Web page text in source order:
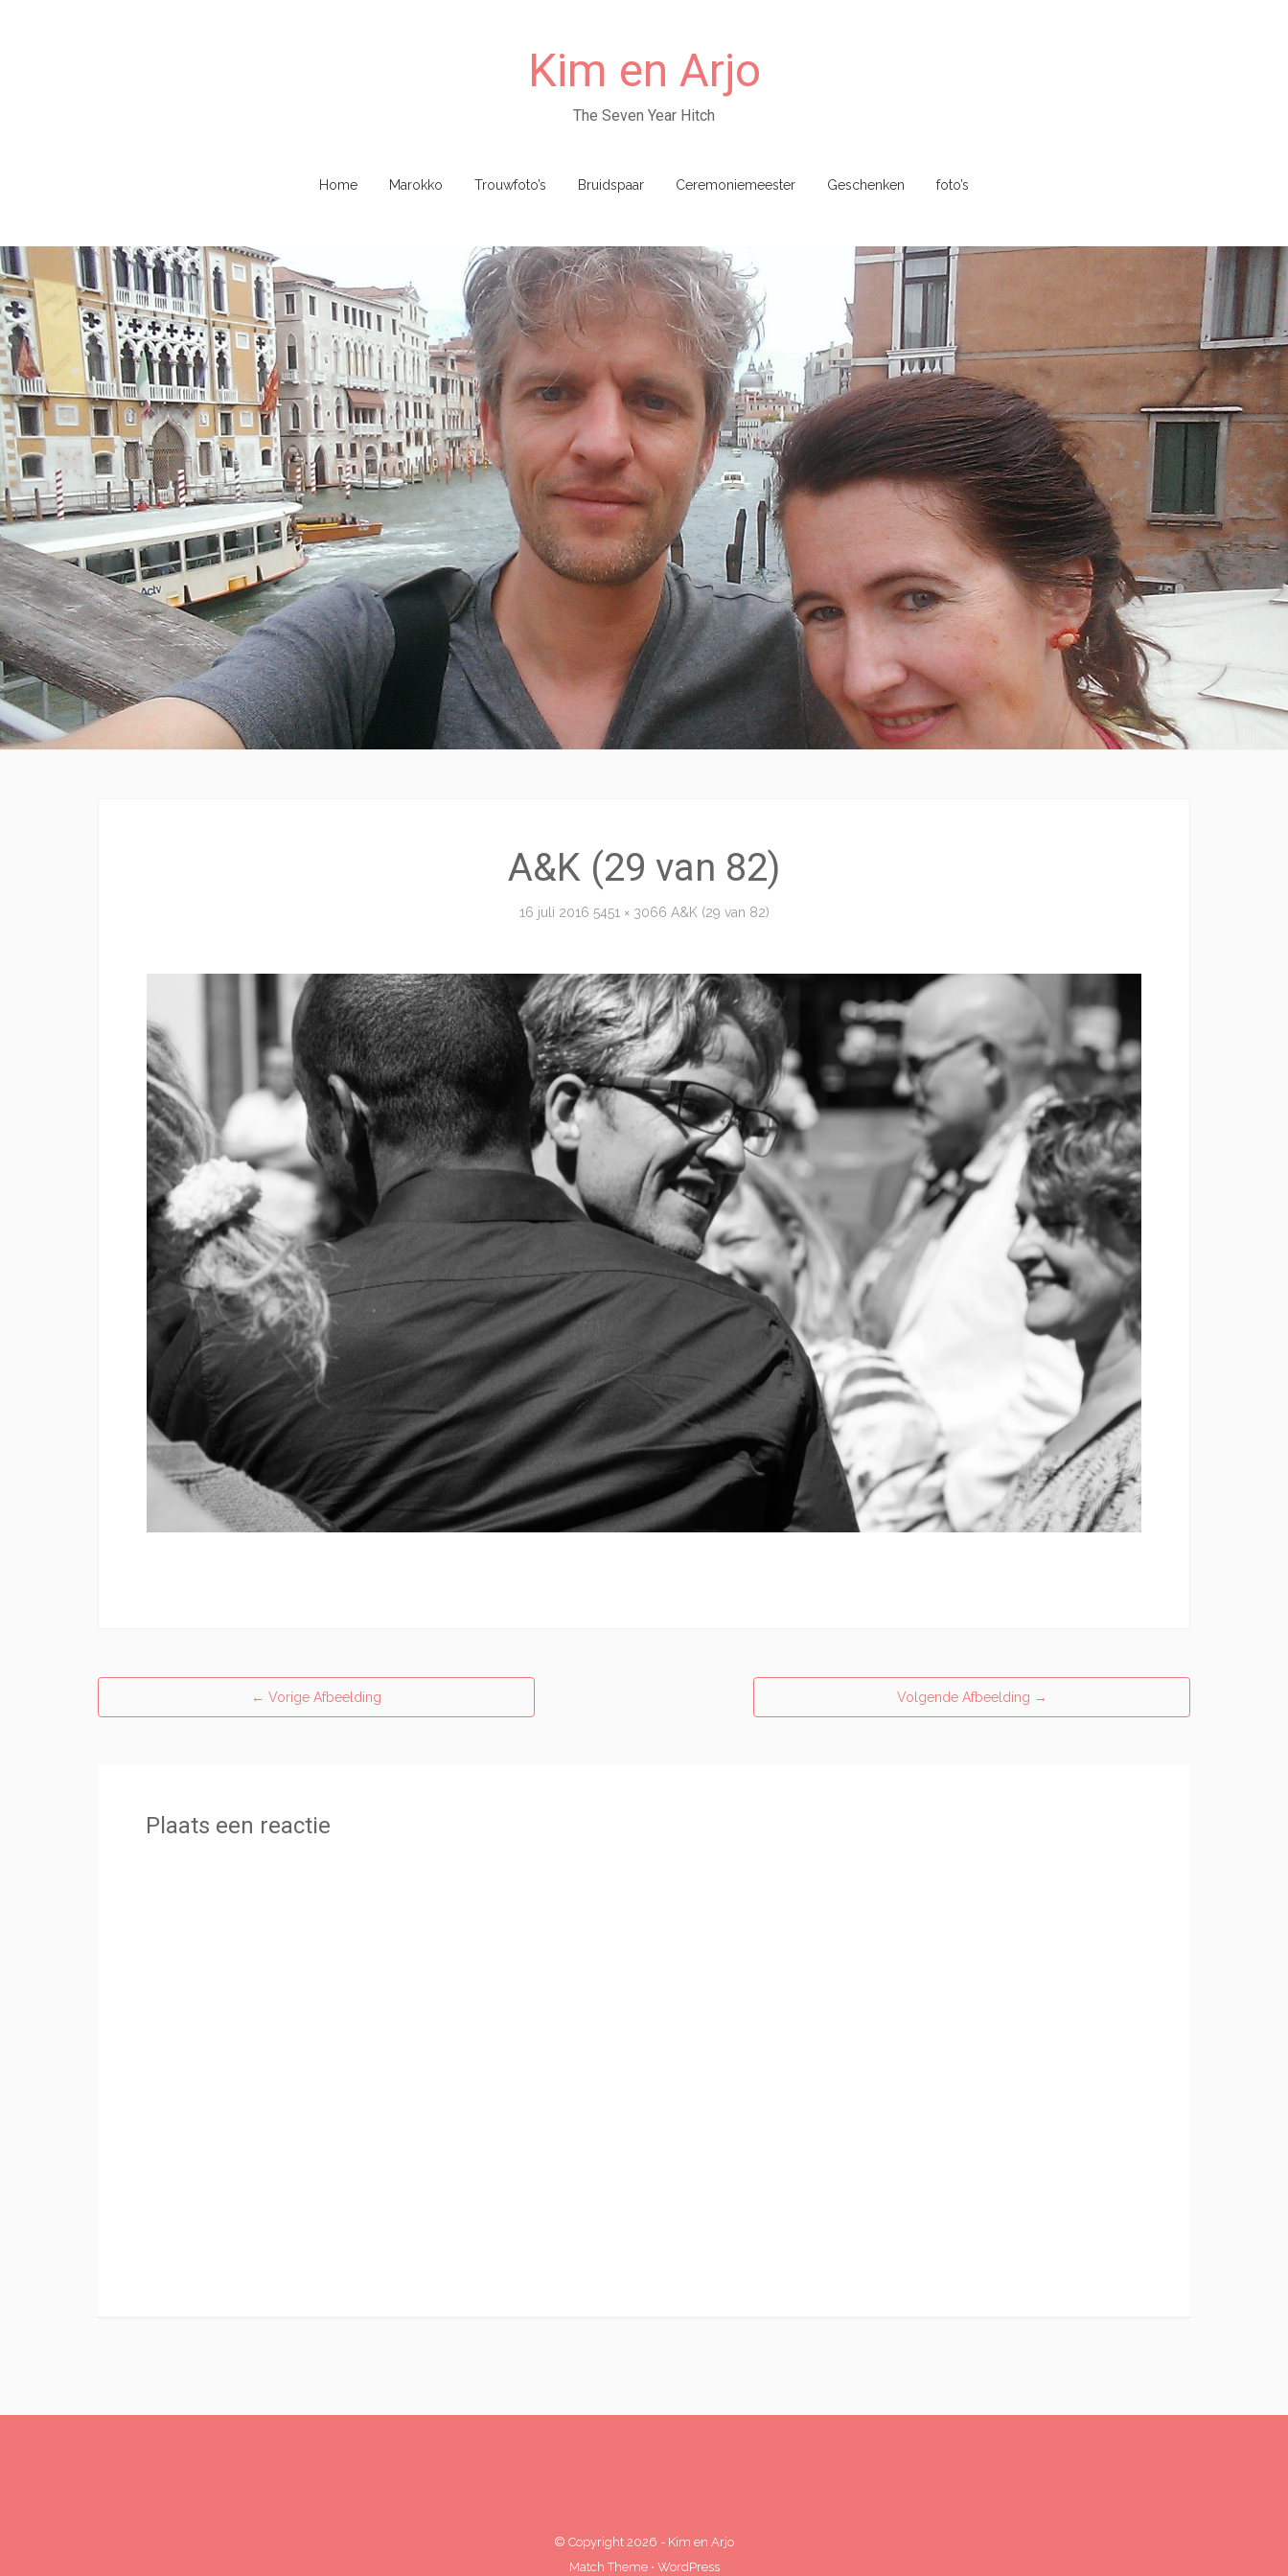
Kim en Arjo
The Seven Year Hitch
Home Marokko Trouwfoto’s Bruidspaar Ceremoniemeester Geschenken foto’s
A&K (29 van 82)
16 juli 2016 5451 × 3066 A&K (29 van 82)
← Vorige Afbeelding Volgende Afbeelding →
Plaats een reactie
© Copyright 2026 - Kim en Arjo
Match Theme⋅ WordPress